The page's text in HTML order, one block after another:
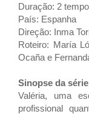
Duração: 2
País: Espanha
Direção: Inma
Roteiro: María
Ocaña e
Sinopse da série
Valéria, uma
profissional